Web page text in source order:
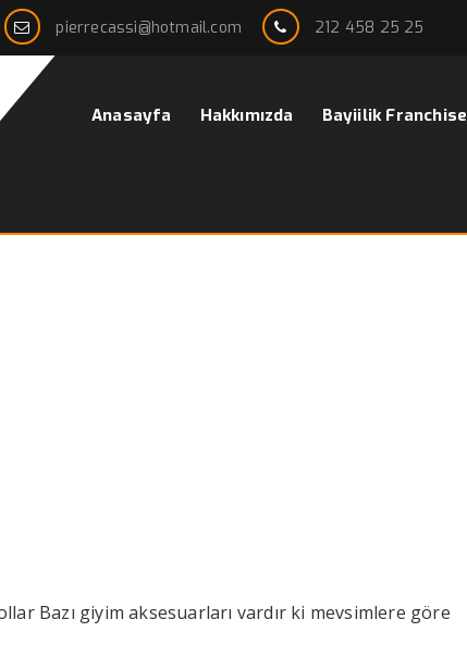
pierrecassi@hotmail.com 212 458 25 25
Anasayfa Hakkımızda Bayiilik Franchise
Bazı giyim aksesuarları vardır ki mevsimlere göre